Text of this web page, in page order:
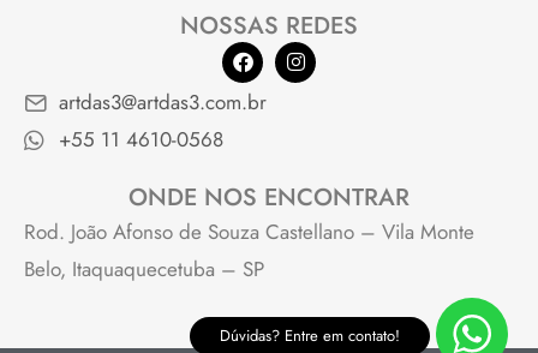
NOSSAS REDES
F
a
c
e
k
I
n
s
a
m
artdas3@artdas3.com.br
+55 11 4610-0568
ONDE NOS ENCONTRAR
Rod. João Afonso de Souza Castellano – Vila Monte
Belo, Itaquaquecetuba – SP
Dúvidas? Entre em contato!